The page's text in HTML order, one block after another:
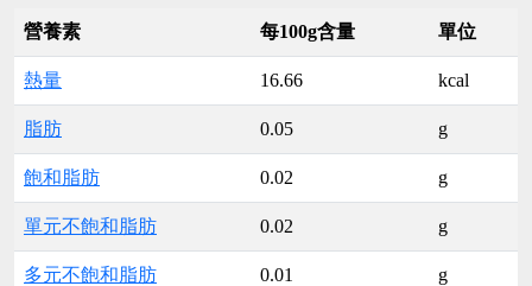
營養素 每100g含量 單位
熱量 16.66 kcal
脂肪 0.05 g
飽和脂肪 0.02 g
單元不飽和脂肪 0.02 g
多元不飽和脂肪 0.01 g